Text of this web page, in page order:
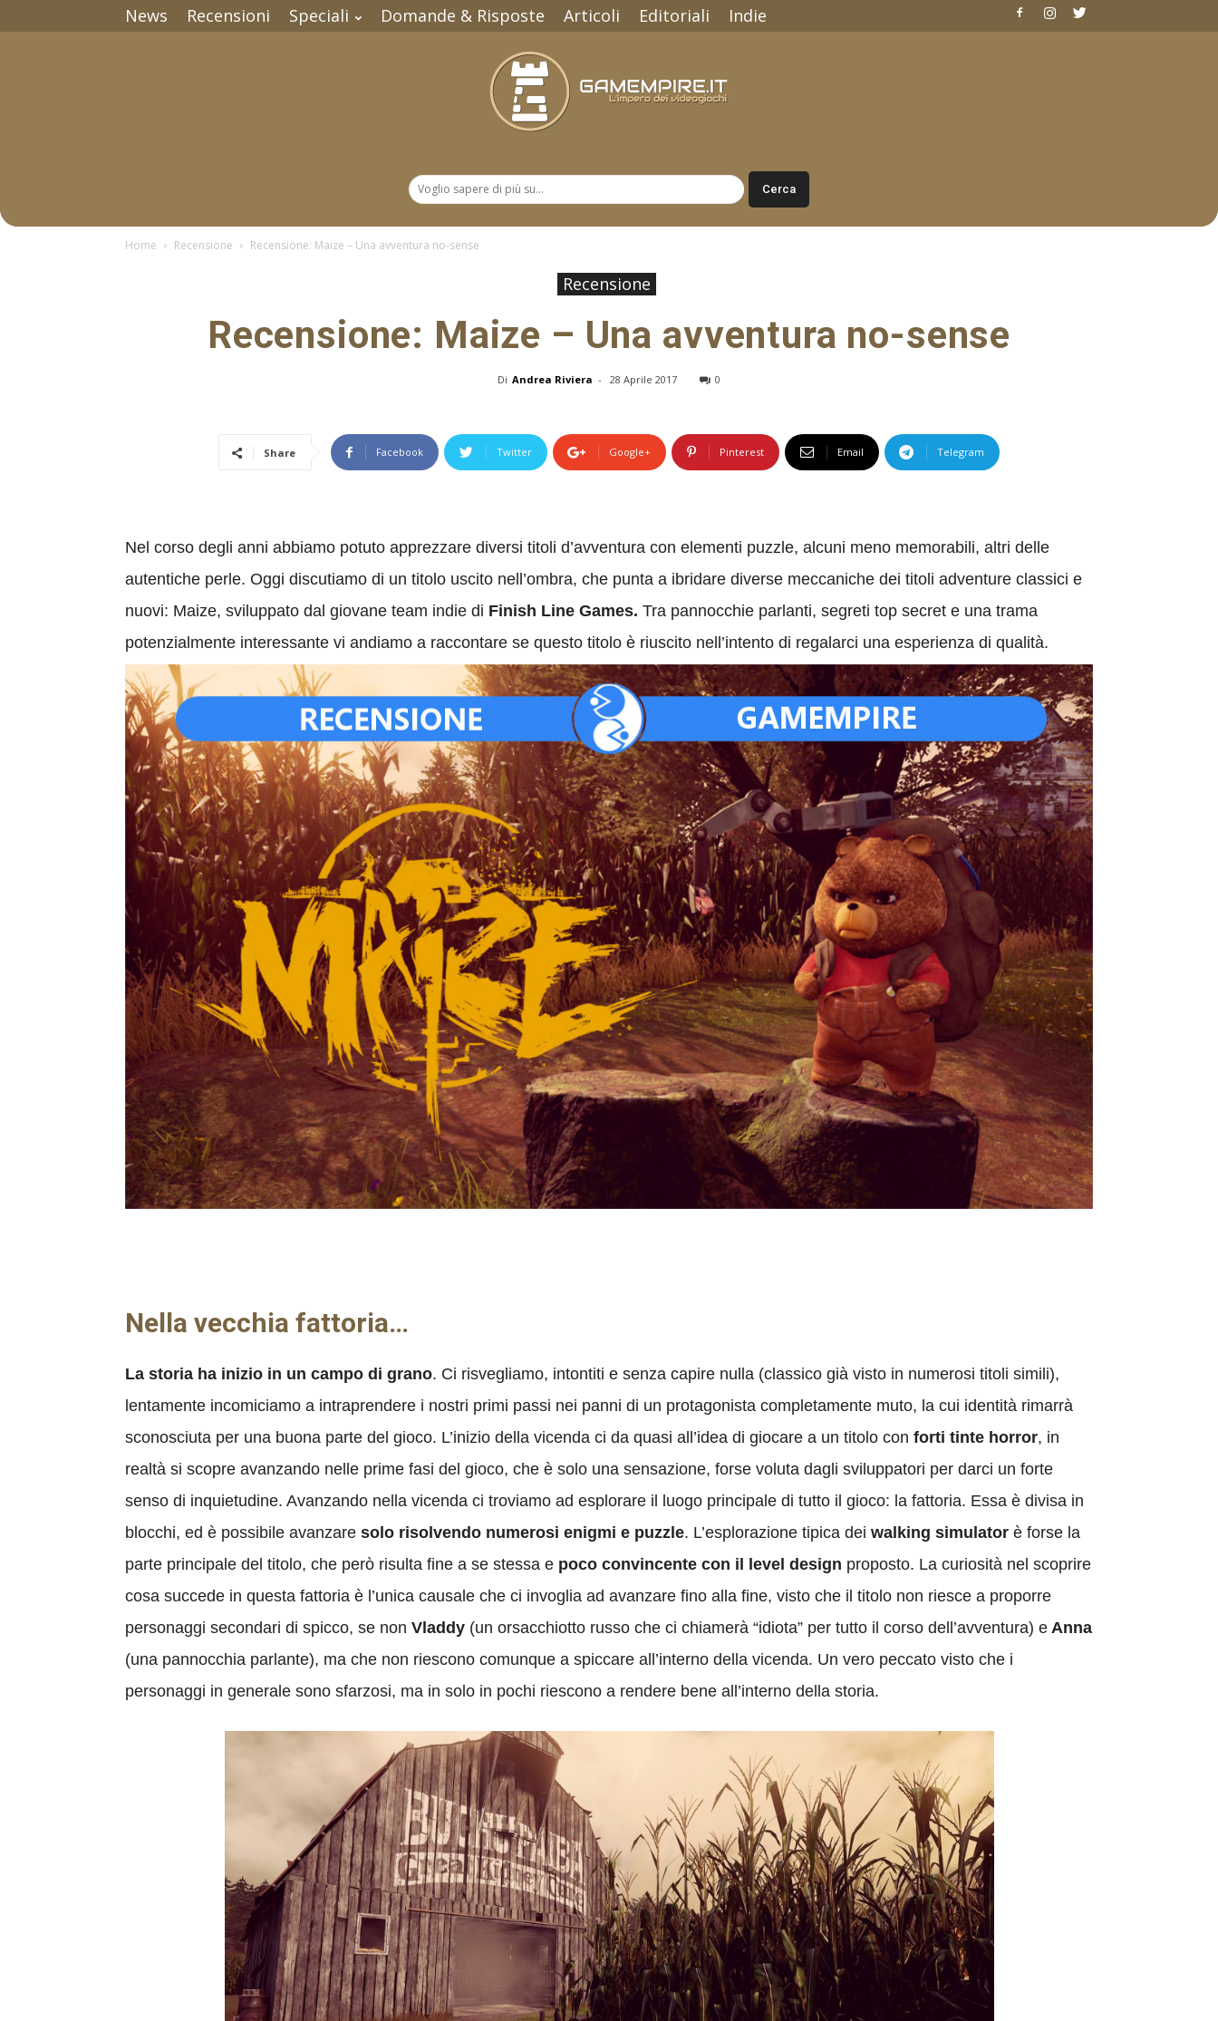
News Recensioni Speciali Domande & Risposte Articoli Editoriali Indie
Home Recensione Recensione: Maize – Una avventura no-sense
Recensione
Recensione: Maize – Una avventura no-sense
Di Andrea Riviera - 28 Aprile 2017 0
Share Facebook Twitter Google+ Pinterest Email Telegram
Nel corso degli anni abbiamo potuto apprezzare diversi titoli d’avventura con elementi puzzle, alcuni meno memorabili, altri delle
autentiche perle. Oggi discutiamo di un titolo uscito nell’ombra, che punta a ibridare diverse meccaniche dei titoli adventure classici e
nuovi: Maize, sviluppato dal giovane team indie di Finish Line Games. Tra pannocchie parlanti, segreti top secret e una trama
potenzialmente interessante vi andiamo a raccontare se questo titolo è riuscito nell’intento di regalarci una esperienza di qualità.
Nella vecchia fattoria…
La storia ha inizio in un campo di grano. Ci risvegliamo, intontiti e senza capire nulla (classico già visto in numerosi titoli simili),
lentamente incomiciamo a intraprendere i nostri primi passi nei panni di un protagonista completamente muto, la cui identità rimarrà
sconosciuta per una buona parte del gioco. L’inizio della vicenda ci da quasi all’idea di giocare a un titolo con forti tinte horror, in
realtà si scopre avanzando nelle prime fasi del gioco, che è solo una sensazione, forse voluta dagli sviluppatori per darci un forte
senso di inquietudine. Avanzando nella vicenda ci troviamo ad esplorare il luogo principale di tutto il gioco: la fattoria. Essa è divisa in
blocchi, ed è possibile avanzare solo risolvendo numerosi enigmi e puzzle. L’esplorazione tipica dei walking simulator è forse la
parte principale del titolo, che però risulta fine a se stessa e poco convincente con il level design proposto. La curiosità nel scoprire
cosa succede in questa fattoria è l’unica causale che ci invoglia ad avanzare fino alla fine, visto che il titolo non riesce a proporre
personaggi secondari di spicco, se non Vladdy (un orsacchiotto russo che ci chiamerà “idiota” per tutto il corso dell’avventura) e Anna
(una pannocchia parlante), ma che non riescono comunque a spiccare all’interno della vicenda. Un vero peccato visto che i
personaggi in generale sono sfarzosi, ma in solo in pochi riescono a rendere bene all’interno della storia.